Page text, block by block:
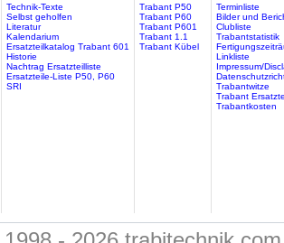
Technik-Texte
Selbst geholfen
Literatur
Kalendarium
Ersatzteilkatalog Trabant 601
Historie
Nachtrag Ersatzteilliste
Ersatzteile-Liste P50, P60
SRI
Trabant P50
Trabant P60
Trabant P601
Trabant 1.1
Trabant Kübel
Terminliste
Bilder und
Clubliste
Trabantstatistik
Linkliste
Impressum/
Trabantwitze
Trabant
Trabantkosten